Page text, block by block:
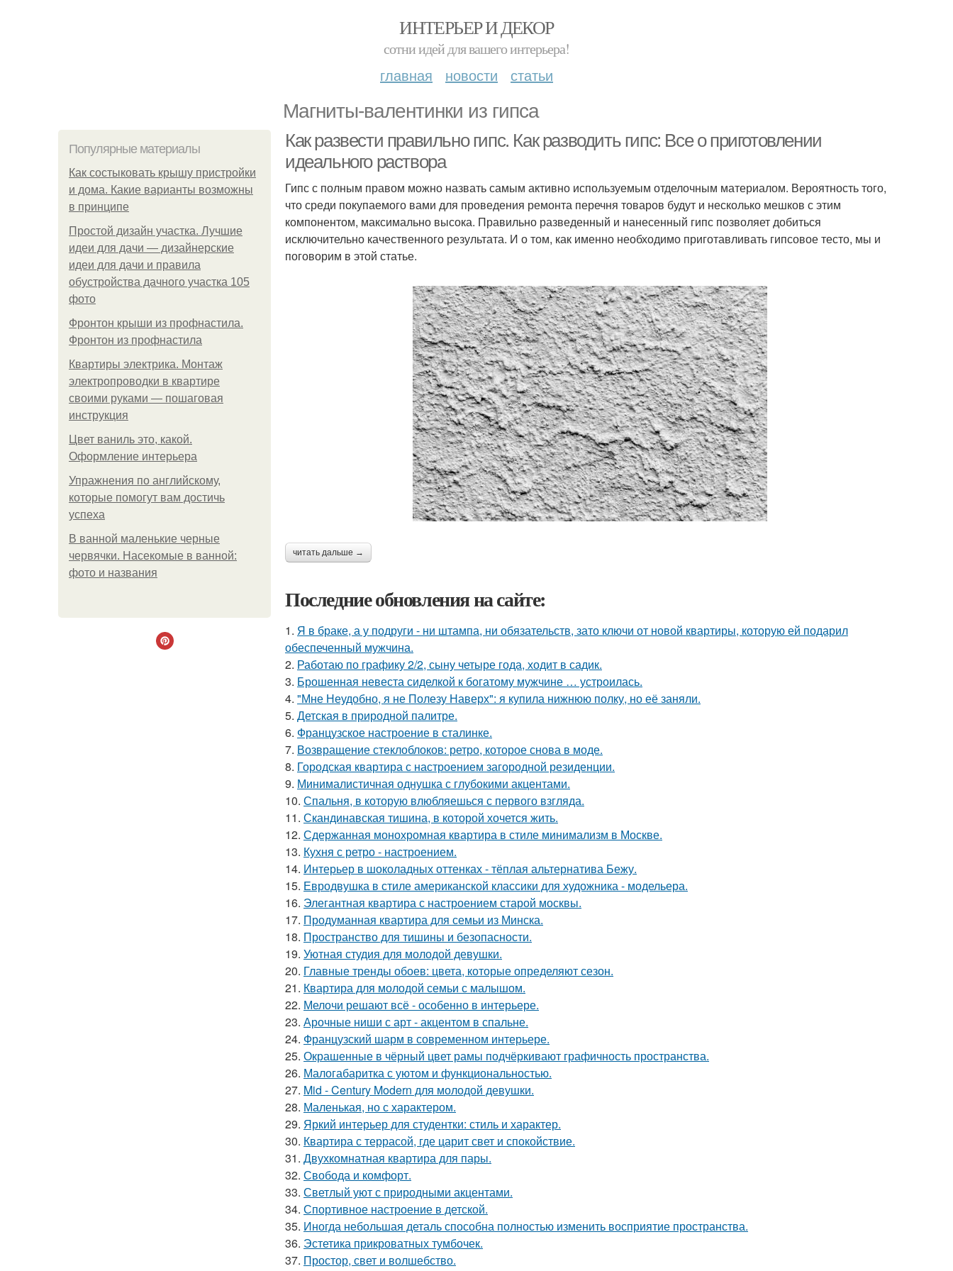
ИНТЕРЬЕР И ДЕКОР
сотни идей для вашего интерьера!
главная новости статьи
Магниты-валентинки из гипса
Популярные материалы
Как состыковать крышу пристройки
и дома. Какие варианты возможны
в принципе
Простой дизайн участка. Лучшие
идеи для дачи — дизайнерские
идеи для дачи и правила
обустройства дачного участка 105
фото
Фронтон крыши из профнастила.
Фронтон из профнастила
Квартиры электрика. Монтаж
электропроводки в квартире
своими руками — пошаговая
инструкция
Цвет ваниль это, какой.
Оформление интерьера
Упражнения по английскому,
которые помогут вам достичь
успеха
В ванной маленькие черные
червячки. Насекомые в ванной:
фото и названия
Как развести правильно гипс. Как разводить гипс: Все о приготовлении
идеального раствора
Гипс с полным правом можно назвать самым активно используемым отделочным материалом. Вероятность того,
что среди покупаемого вами для проведения ремонта перечня товаров будут и несколько мешков с этим
компонентом, максимально высока. Правильно разведенный и нанесенный гипс позволяет добиться
исключительно качественного результата. И о том, как именно необходимо приготавливать гипсовое тесто, мы и
поговорим в этой статье.
читать дальше →
Последние обновления на сайте:
1. Я в браке, а у подруги - ни штампа, ни обязательств, зато ключи от новой квартиры, которую ей подарил
обеспеченный мужчина.
2. Работаю по графику 2/2, сыну четыре года, ходит в садик.
3. Брошенная невеста сиделкой к богатому мужчине … устроилась.
4. "Мне Неудобно, я не Полезу Наверх": я купила нижнюю полку, но её заняли.
5. Детская в природной палитре.
6. Французское настроение в сталинке.
7. Возвращение стеклоблоков: ретро, которое снова в моде.
8. Городская квартира с настроением загородной резиденции.
9. Минималистичная однушка с глубокими акцентами.
10. Спальня, в которую влюбляешься с первого взгляда.
11. Скандинавская тишина, в которой хочется жить.
12. Сдержанная монохромная квартира в стиле минимализм в Москве.
13. Кухня с ретро - настроением.
14. Интерьер в шоколадных оттенках - тёплая альтернатива Бежу.
15. Евродвушка в стиле американской классики для художника - модельера.
16. Элегантная квартира с настроением старой москвы.
17. Продуманная квартира для семьи из Минска.
18. Пространство для тишины и безопасности.
19. Уютная студия для молодой девушки.
20. Главные тренды обоев: цвета, которые определяют сезон.
21. Квартира для молодой семьи с малышом.
22. Мелочи решают всё - особенно в интерьере.
23. Арочные ниши с арт - акцентом в спальне.
24. Французский шарм в современном интерьере.
25. Окрашенные в чёрный цвет рамы подчёркивают графичность пространства.
26. Малогабаритка с уютом и функциональностью.
27. Mid - Century Modern для молодой девушки.
28. Маленькая, но с характером.
29. Яркий интерьер для студентки: стиль и характер.
30. Квартира с террасой, где царит свет и спокойствие.
31. Двухкомнатная квартира для пары.
32. Свобода и комфорт.
33. Светлый уют с природными акцентами.
34. Спортивное настроение в детской.
35. Иногда небольшая деталь способна полностью изменить восприятие пространства.
36. Эстетика прикроватных тумбочек.
37. Простор, свет и волшебство.